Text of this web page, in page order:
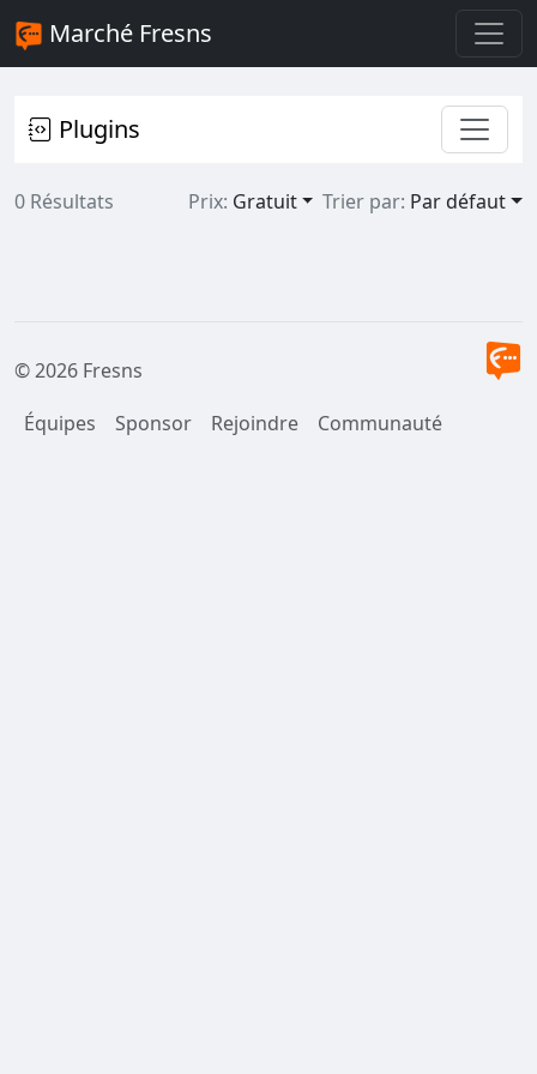
Marché Fresns
Plugins
0 Résultats Prix: Gratuit Trier par: Par défaut
© 2026 Fresns
Équipes
Sponsor Rejoindre Communauté